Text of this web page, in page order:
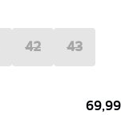
42 43
69,99